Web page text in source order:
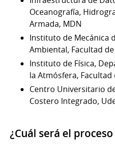
Oceanografía,
Armada, MDN
Instituto de Mecánica
Ambiental, Facultad
Instituto de Física,
la Atmósfera, Facultad
Centro Universitario
Costero Integrado,
¿Cuál será el